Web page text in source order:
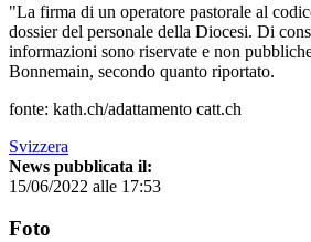
"La firma di un operatore pastorale al
dossier del personale della Diocesi. Di
informazioni sono riservate e non
Bonnemain, secondo quanto riportato.
fonte: kath.ch/adattamento catt.ch
Svizzera
News pubblicata il:
15/06/2022 alle 17:53
Foto